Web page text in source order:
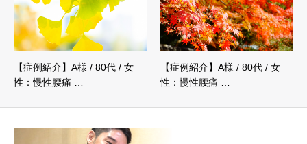
【症例紹介】A様 / 80代 / 女
性：慢性腰痛 …
【症例紹介】A様 / 80代 / 女
性：慢性腰痛 …